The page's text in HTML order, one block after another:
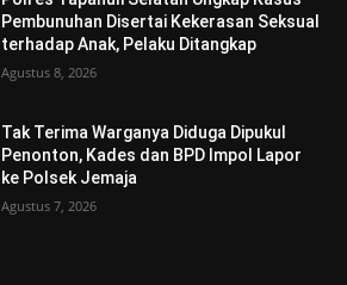
Pembunuhan Disertai Kekerasan Seksual
terhadap Anak, Pelaku Ditangkap
Agustus 8, 2026
Tak Terima Warganya Diduga Dipukul
Penonton, Kades dan BPD Impol Lapor
ke Polsek Jemaja
Agustus 7, 2026